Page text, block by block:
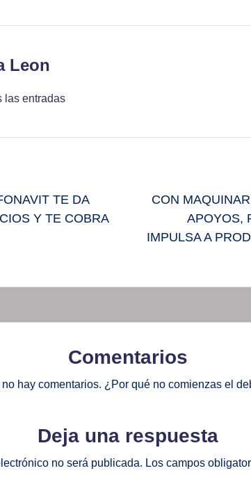
Leon
las entradas
TE DA
Y TE COBRA
CON
APOYOS,
IMPULSA A
Comentarios
no hay comentarios. ¿Por qué no comienzas el
Deja una respuesta
no será publicada. Los campos